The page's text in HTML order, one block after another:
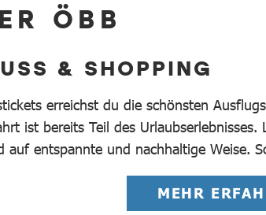
ÖBB
& SHOPPING
erreichst du die schönsten
ist bereits Teil des
auf entspannte und nachhaltige Weise.
MEHR